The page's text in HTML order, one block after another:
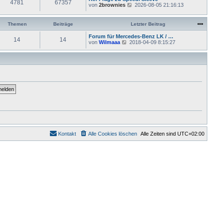
i
t
r
r
e
r
a
g
e
s
t
r
B
e
i
r
g
4781 67357
von 2brownies
N
u
s
t
e
r
B
2026-08-05 21:16:13
Themen Beiträge Letzter Beitrag
14 14
Forum für Mercedes-Benz LK / …
von Wilmaaa
N
u
s
r
r
g
2018-04-09 8:15:27
Alle Zeiten sind UTC+02:00
Alle Cookies löschen
Kontakt